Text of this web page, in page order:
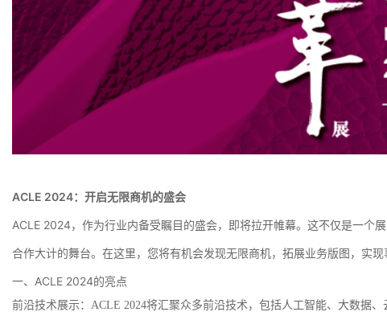
ACLE 2024：开启无限商机的盛会
ACLE 2024，作为行业内备受瞩目的盛会，即将拉开帷幕。这不仅是一个
合作大计的舞台。在这里，您将有机会发现无限商机，拓展业务版图，实现
一、ACLE 2024的亮点
前沿技术展示：ACLE 2024将汇聚众多前沿技术，包括人工智能、大数据